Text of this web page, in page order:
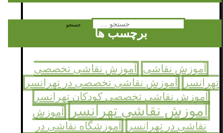
برچسب ها
آموزش نقاشی
آموزش نقاشی تخصصی
تهرانسر
آموزش نقاشی تخصصی در تهرانسر
آموزش نقاشی تخصصی کودکان تهرانسر
آموزش نقاشی تهرانسر
آموزش
نقاشی در تهرانسر
آموزشگاه نقاشی در